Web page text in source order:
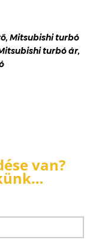
Mitsubishi turbó
turbó ár,
van?